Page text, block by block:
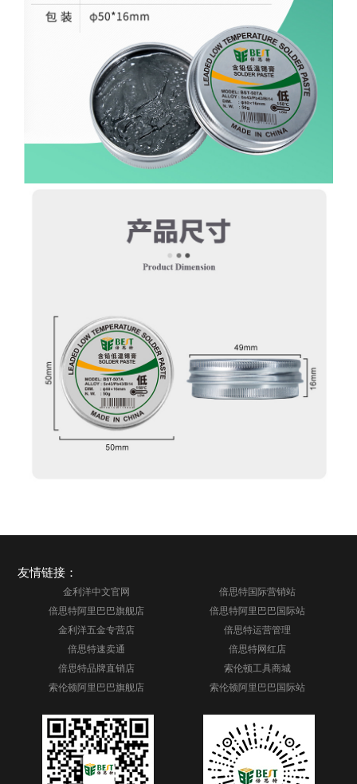
友情链接：
金利洋中文官网
倍思特国际营销站
倍思特阿里巴巴旗舰店
倍思特阿里巴巴国际站
金利洋五金专营店
倍思特运营管理
倍思特速卖通
倍思特网红店
倍思特品牌直销店
索伦顿工具商城
索伦顿阿里巴巴旗舰店
索伦顿阿里巴巴国际站